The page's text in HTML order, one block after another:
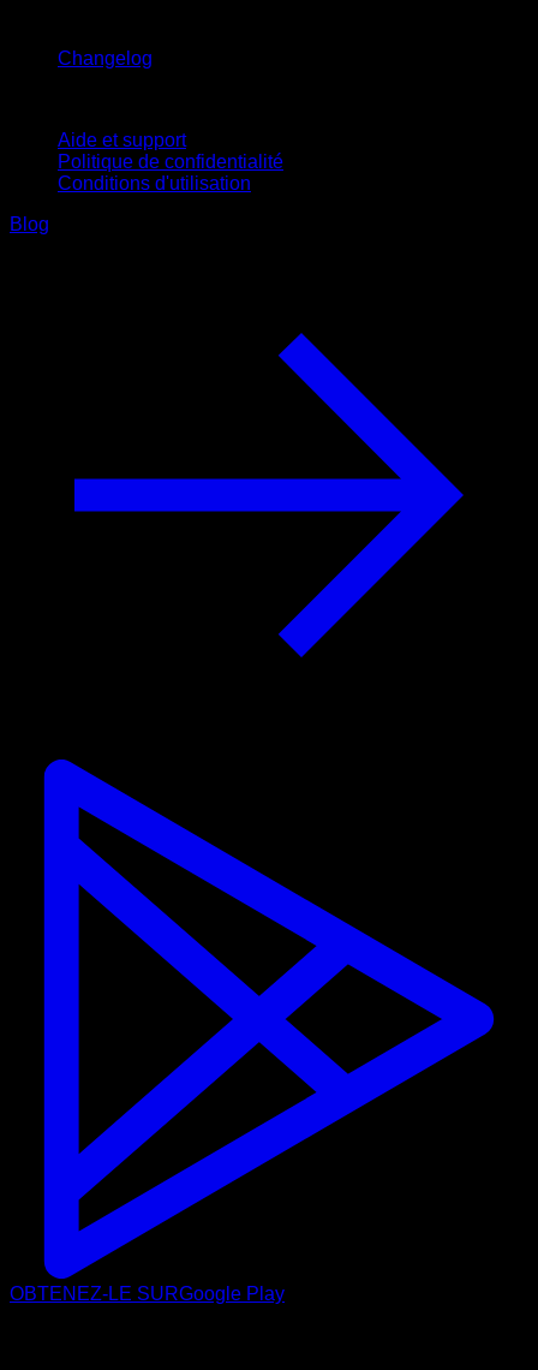
Changelog
Aide et support
Politique de confidentialité
Conditions d'utilisation
Blog
OBTENEZ-LE SURGoogle Play